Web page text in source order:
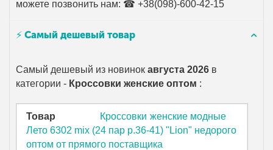
можете позвонить нам: ☎ +38(098)-600-42-15
⚡ Самый дешевый товар
Самый дешевый из новинокавгуста 2026 в
категории - Кроссовки женские оптом :
Товар
Кроссовки женские модные
Лето 6302 mix (24 пар р.36-41) "Lion" недорого
оптом от прямого поставщика